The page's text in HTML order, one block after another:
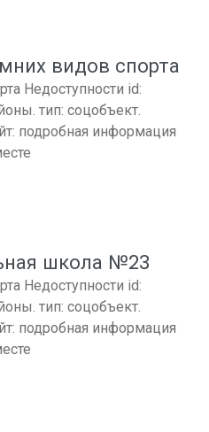
видов спорта
Недоступности id:
тип: соцобъект.
подробная информация
школа №23
Недоступности id:
тип: соцобъект.
подробная информация